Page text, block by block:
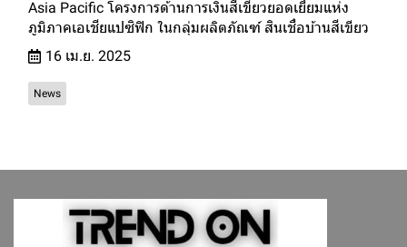
Asia Pacific โครงการด้านการเงินสีเขียวยอดเยี่ยมแห่ง
ภูมิภาคเอเชียแปซิฟิก ในกลุ่มผลิตภัณฑ์ สินเชื่อบ้านสีเขียว
16 เม.ย. 2025
News